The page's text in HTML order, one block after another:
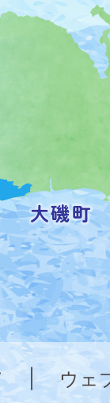
ウェ